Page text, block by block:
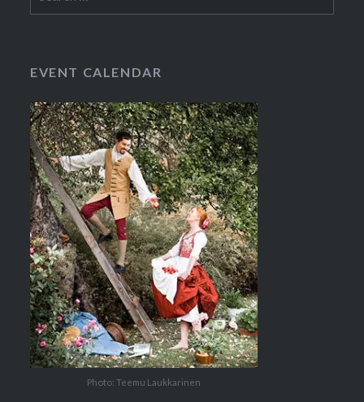
for:
EVENT CALENDAR
Photo: Teemu Laukkarinen